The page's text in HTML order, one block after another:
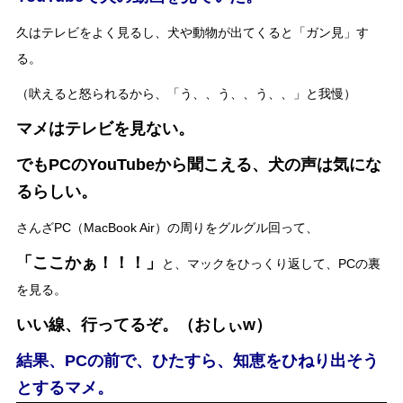
久はテレビをよく見るし、犬や動物が出てくると「ガン見」す
る。
（吠えると怒られるから、「う、、う、、う、、」と我慢）
マメはテレビを見ない。
でもPCのYouTubeから聞こえる、犬の声は気にな
るらしい。
さんざPC（MacBook Air）の周りをグルグル回って、
「ここかぁ！！！」
と、マックをひっくり返して、PCの裏
を見る。
いい線、行ってるぞ。（おしぃw）
結果、PCの前で、ひたすら、知恵をひねり出そう
とするマメ。